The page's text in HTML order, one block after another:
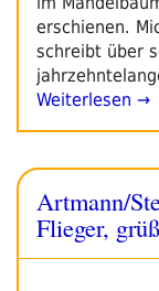
erschienen.
schreibt über
Weiterlesen →
Artmann/
Flieger,